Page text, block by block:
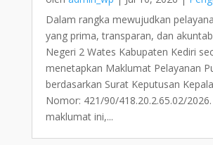
Dalam rangka mewujudkan
yang prima, transparan, dan
Negeri 2 Wates Kabupaten Kediri
menetapkan Maklumat Pelayanan
berdasarkan Surat Keputusan
Nomor: 421/90/418.20.2.65.02/
maklumat ini,...